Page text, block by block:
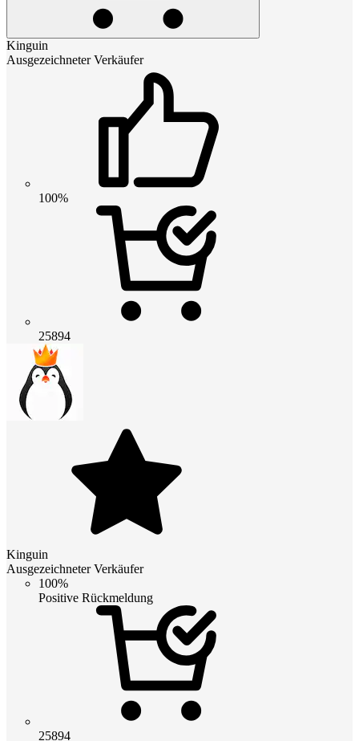
Kinguin
Ausgezeichneter Verkäufer
100%
25894
Kinguin
Ausgezeichneter Verkäufer
100%
Positive Rückmeldung
25894